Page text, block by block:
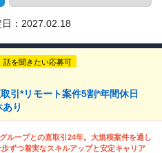
： 2027.02.18
話を聞きたい応募可
引*リモート案件5割*年間休日
り
ループとの直取引24年。大規模案件を通し
歩ずつ着実なスキルアップと安定キャリア